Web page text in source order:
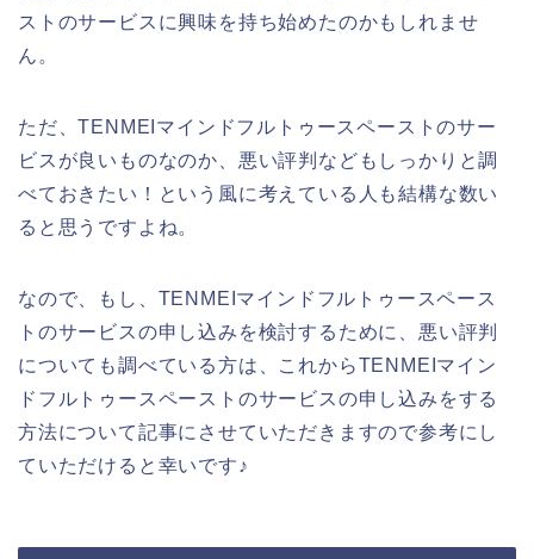
ストのサービスに興味を持ち始めたのかもしれませ
ん。
ただ、TENMEIマインドフルトゥースペーストのサー
ビスが良いものなのか、悪い評判などもしっかりと調
べておきたい！という風に考えている人も結構な数い
ると思うですよね。
なので、もし、TENMEIマインドフルトゥースペース
トのサービスの申し込みを検討するために、悪い評判
についても調べている方は、これからTENMEIマイン
ドフルトゥースペーストのサービスの申し込みをする
方法について記事にさせていただきますので参考にし
ていただけると幸いです♪